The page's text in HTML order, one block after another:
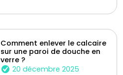
Comment enlever le calcaire
sur une paroi de douche en
verre ?
20 décembre 2025